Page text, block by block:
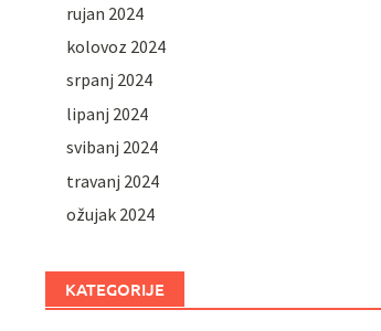
rujan 2024
kolovoz 2024
srpanj 2024
lipanj 2024
svibanj 2024
travanj 2024
ožujak 2024
KATEGORIJE